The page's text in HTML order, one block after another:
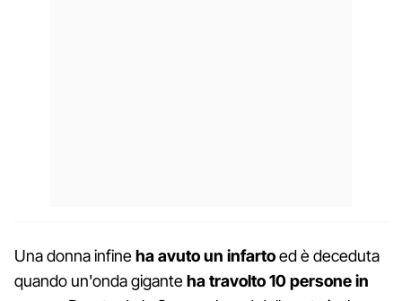
Una donna infineha avuto un infartoed è deceduta
quando un'onda giganteha travolto 10 persone in